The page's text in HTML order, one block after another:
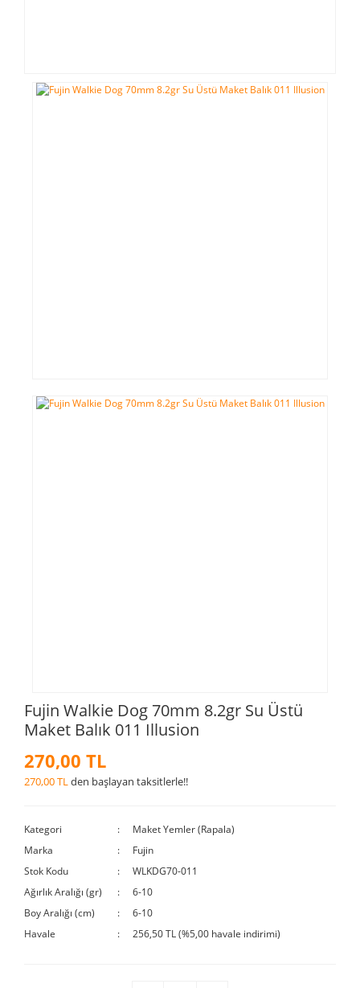
Fujin Walkie Dog 70mm 8.2gr Su Üstü
Maket Balık 011 Illusion
270,00 TL
270,00 TLden başlayan taksitlerle!!
Kategori
Maket Yemler (Rapala)
Marka
Fujin
Stok Kodu
WLKDG70-011
Ağırlık Aralığı (gr)
6-10
Boy Aralığı (cm)
6-10
Havale
256,50 TL (%5,00 havale indirimi)